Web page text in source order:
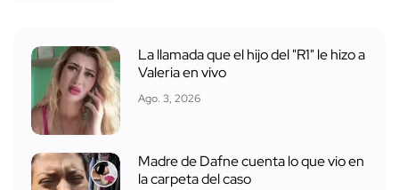
La llamada que el hijo del "R1" le hizo a
Valeria en vivo
Ago. 3, 2026
Madre de Dafne cuenta lo que vio en
la carpeta del caso